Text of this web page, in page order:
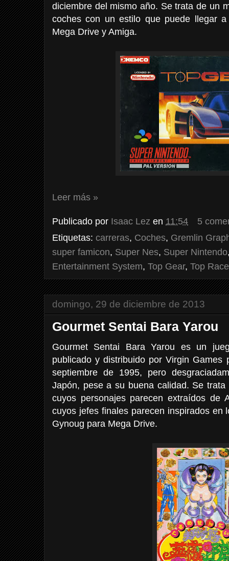
diciembre del mismo año. Se trata de un
coches con un estilo que puede llegar
Mega Drive y Amiga.
Leer más »
Publicado por Isaac Lez en 11:54
5
Etiquetas: carreras, Coches, Gremlin
super famicon, Super Nes, Super Nintendo
Entertainment System, Top Gear, Top
domingo, 29 de diciembre de 2013
Gourmet Sentai Bara Yarou
Gourmet Sentai Bara Yarou es un
publicado y distribuido por Virgin Games
septiembre de 1995, pero
Japón, pese a su buena calidad. Se
cuyos personajes parecen extraídos de
cuyos jefes finales parecen inspirados en
Gynoug para Mega Drive.